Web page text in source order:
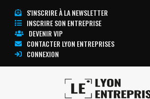
S'INSCRIRE À LA NEWSLETTER
INSCRIRE SON ENTREPRISE
DEVENIR VIP
CONTACTER LYON ENTREPRISES
CONNEXION
Agenda
Elle fait